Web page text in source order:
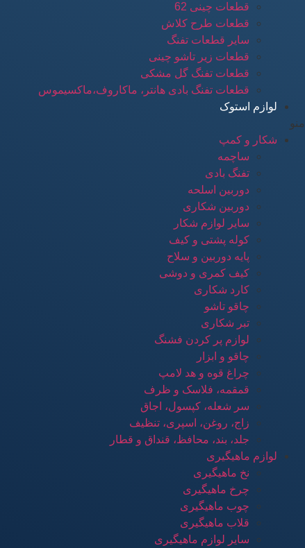
قطعات چینی 62
قطعات طرح کلاش
سایر قطعات تفنگ
قطعات زیر تاشو چینی
قطعات تفنگ گل مشکی
قطعات تفنگ بادی هانتر، ماکاروف،ماکسیموس
لوازم استوک
منو
شکار و کمپ
ساچمه
تفنگ بادی
دوربین اسلحه
دوربین شکاری
سایر لوازم شکار
کوله پشتی و کیف
پایه دوربین و سلاح
کیف کمری و دوشی
کارد شکاری
چاقو تاشو
تبر شکاری
لوازم پر کردن فشنگ
چاقو و ابزار
چراغ قوه و هد لامپ
قمقمه، فلاسک و ظرف
سر شعله، کپسول، اجاق
زاج، روغن، اسپری، تنظیف
جلد، بند، محافظ، قنداق و قطار
لوازم ماهیگیری
نخ ماهیگیری
چرخ ماهیگیری
چوب ماهیگیری
قلاب ماهیگیری
سایر لوازم ماهیگیری